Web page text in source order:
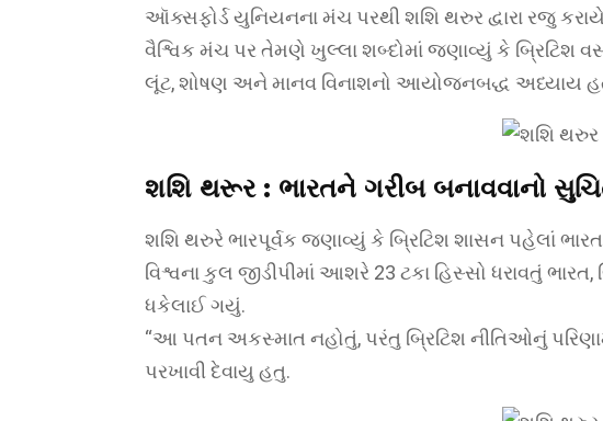
ઑક્સફોર્ડ યુનિયનના મંચ પરથી શશિ થરુર દ્વારા રજુ
વૈશ્વિક મંચ પર તેમણે ખુલ્લા શબ્દોમાં જણાવ્યું કે બ્રિટિશ
લૂંટ, શોષણ અને માનવ વિનાશનો આયોજનબદ્ધ અધ્યાય
શશિ થરૂર : ભારતને ગરીબ બનાવવાનો
શશિ થરુરે ભારપૂર્વક જણાવ્યું કે બ્રિટિશ શાસન પહેલાં
વિશ્વના કુલ જીડીપીમાં આશરે 23 ટકા હિસ્સો ધરાવતું
ધકેલાઈ ગયું.
“આ પતન અકસ્માત નહોતું, પરંતુ બ્રિટિશ નીતિઓનું
પરખાવી દેવાયુ હતુ.